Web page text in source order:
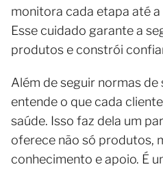
monitora cada etapa até
Esse cuidado garante a
produtos e constrói
Além de seguir normas de
entende o que cada
saúde. Isso faz dela um
oferece não só produtos,
conhecimento e apoio. É